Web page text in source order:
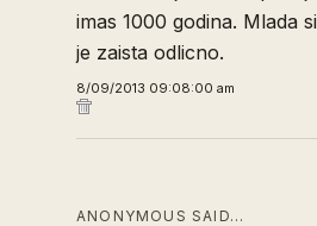
imas 1000 godina. Mlada
je zaista odlicno.
8/09/2013 09:08:00 am
ANONYMOUS SAID…